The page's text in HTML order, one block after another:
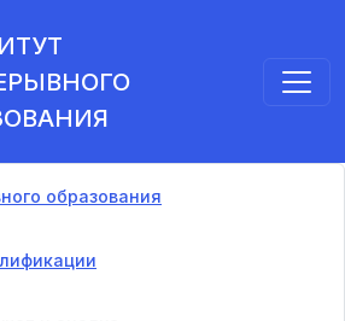
образования